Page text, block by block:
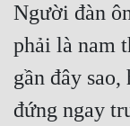
Người đàn
phải là nam
gần đây
đứng ngay